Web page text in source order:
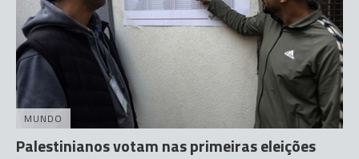
MUNDO
Palestinianos votam nas primeiras eleições